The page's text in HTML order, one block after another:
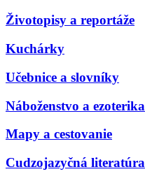
Životopisy a reportáže
Kuchárky
Učebnice a slovníky
Náboženstvo a ezoterika
Mapy a cestovanie
Cudzojazyčná literatúra